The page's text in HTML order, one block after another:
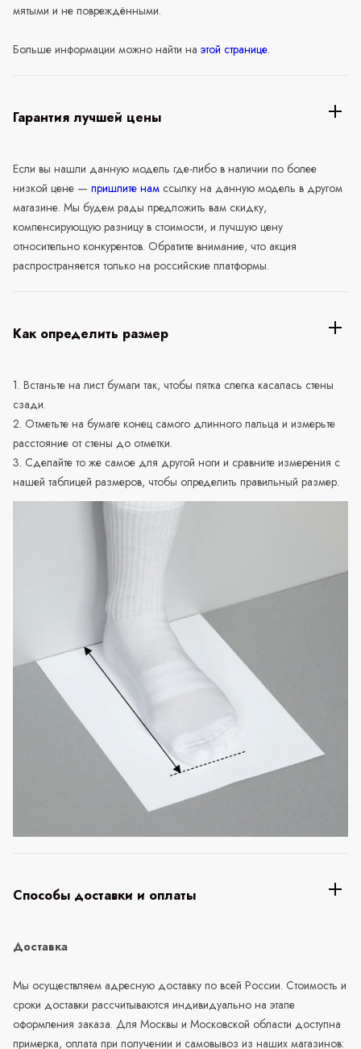
мятыми и не повреждёнными.
Больше информации можно найти на этой странице.
Гарантия лучшей цены
Если вы нашли данную модель где-либо в наличии по более
низкой цене — пришлите нам ссылку на данную модель в другом
магазине. Мы будем рады предложить вам скидку,
компенсирующую разницу в стоимости, и лучшую цену
относительно конкурентов. Обратите внимание, что акция
распространяется только на российские платформы.
Как определить размер
1. Встаньте на лист бумаги так, чтобы пятка слегка касалась стены
сзади.
2. Отметьте на бумаге конец самого длинного пальца и измерьте
расстояние от стены до отметки.
3. Сделайте то же самое для другой ноги и сравните измерения с
нашей таблицей размеров, чтобы определить правильный размер.
Способы доставки и оплаты
Доставка
Мы осуществляем адресную доставку по всей России. Стоимость и
сроки доставки рассчитываются индивидуально на этапе
оформления заказа. Для Москвы и Московской области доступна
примерка, оплата при получении и самовывоз из наших магазинов: